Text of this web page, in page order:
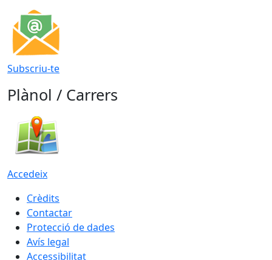
Subscriu-te
Plànol / Carrers
Accedeix
Crèdits
Contactar
Protecció de dades
Avís legal
Accessibilitat